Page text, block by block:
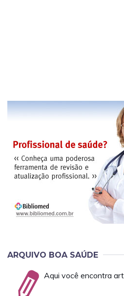
ARQUIVO BOA SAÚDE
Aqui você encontra